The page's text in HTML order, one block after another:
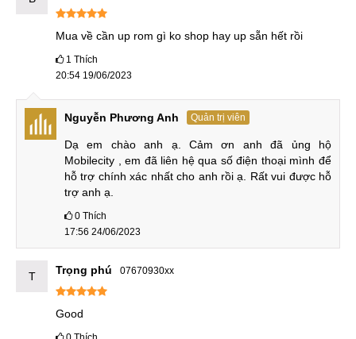
Red Magic 8S Pro
₫
Tháng
Red Magic 8S Pro Plus
Điện thoại Nubia Z
Nubia Z50
9.650.000
₫
12
Tháng
Nubia Z50 Ultra
GPU Adreno đã được nâng cấp từ lên Adreno 660 với các
tệp lệnh thực thi tác vụ đồ họa mới và cải tiến chuyên sâu từ
phần cứng chắc chắn sẽ cải tiến hiệu năng chơi game đáng
Mua về cần up rom gì ko shop hay up sẵn hết rồi
1 Thích
20:54 19/06/2023
Nguyễn Phương Anh Quản trị viên
Dạ em chào anh ạ. Cảm ơn anh đã ủng hộ
Mobilecity , em đã liên hệ qua số điện thoại mình để
hỗ trợ chính xác nhất cho anh rồi ạ. Rất vui được hỗ
trợ anh ạ.
0 Thích
17:56 24/06/2023
T Trọng phú 07670930xx
Good